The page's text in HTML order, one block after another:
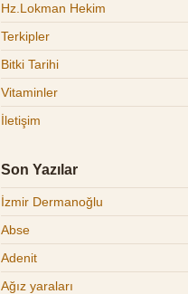
Hz.Lokman Hekim
Terkipler
Bitki Tarihi
Vitaminler
İletişim
Son Yazılar
İzmir Dermanoğlu
Abse
Adenit
Ağız yaraları